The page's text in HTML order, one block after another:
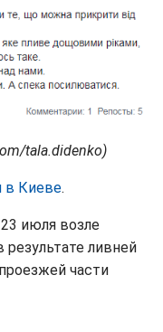
tala.didenko)
в Киеве.
июля возле
ливней
части